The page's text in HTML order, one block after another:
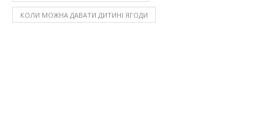
КОЛИ МОЖНА ДАВАТИ ДИТИНІ ЯГОДИ